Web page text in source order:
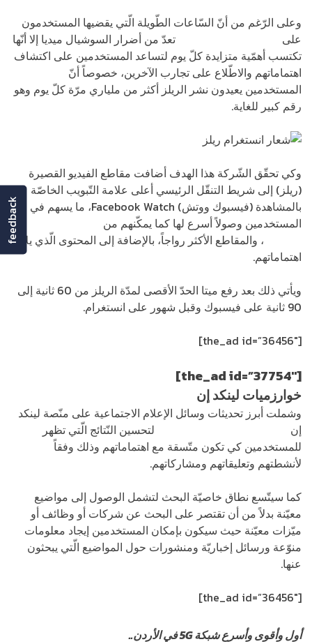
وعلى الرّغم من أنّ السّاعات الطّويلة الّتي يقضيها المستخدمون
على
تعدّ من أضرار السوشيال ميديا إلا أنّها
تكتسب أهمّية متزايدة كلّ يوم لتساعد المستخدمين على اكتشاف
اهتماماتهم والاطّلاع على تجارب الآخرين، خصوصاً أنّ
المستخدمين يعيدون نشر الريلز أكثر من ملياري مرّة كلّ يوم وهو
رقم كبير للغاية.
وكي تحقّق الشّركة هذا الهدف أضافت مقاطع الفيديو القصيرة
(ريلز) إلى شريط التنقّل الرئيسي أعلى علامة التّبويب الخاصّة
بالمشاهدة (فيسبوك ووتش) Facebook Watch، ما يسهم في منح
المستخدمين وصولاً أسرع لها كما يمكّنهم من
، والمقاطع الأكثر رواجاً، بالإضافة إلى المحتوى الّذي يلائم
اهتماماتهم.
ويأتي ذلك بعد رفع ميتا الحدّ الأقصى لمدّة الريلز من 60 ثانية إلى
90 ثانية على فيسبوك وقبل شهور على انستغرام.
[the_ad id=”36456″]
[the_ad id=”37754″]
خوارزميات لينكد إن
وشملت أبرز تحديثات وسائل الإعلام الاجتماعية على منّصة لينكد
إن
لتحسين النّتائج الّتي تظهر
للمستخدمين كي تكون متّسقة مع اهتماماتهم وذلك وفقاً
لأنشطتهم وتعليقاتهم ومشاركاتهم.
كما سيتّسع نطاق خاصيّة البحث لتشمل الوصول إلى مواضيع
معيّنة بدلاً من أن تقتصر على البحث عن شركات أو وظائف أو
ميّزات معيّنة حيث سيكون بإمكان المستخدمين إيجاد معلومات
منوّعة ورسائل إخباريّة ومنشورات حول المواضيع الّتي يبحثون
عنها.
[the_ad id=”36456″]
أول وأقوى وأسرع شبكة 5G في الأردن..
feedback